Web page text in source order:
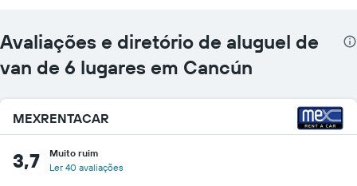
O
gráfico
tem
Y
exibindo
o
preço
Avaliações e diretório de aluguel de
van de 6 lugares em Cancún
MEXRENTACAR
3,7
Muito ruim
Ler 40 avaliações